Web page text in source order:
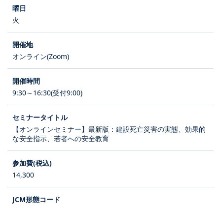
火
オンライン(Zoom)
9:30～16:30(受付9:00)
【オンラインセミナー】最新版：建設死亡災害の実態、効果的
な安全指示、若者への安全教育
14,300